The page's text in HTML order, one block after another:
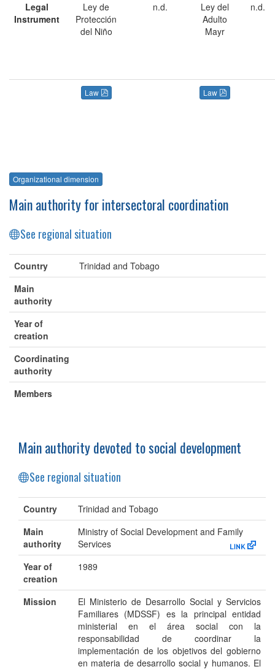
Legal
Instrument
Ley de
Protección
del Niño
n.d.
Ley del
Adulto
Mayr
n.d.
Law Law
Organizational dimension
Main authority for intersectoral coordination
See regional situation
Country
Trinidad and Tobago
Main
authority
Year of
creation
Coordinating
authority
Members
Main authority devoted to social development
See regional situation
Country
Trinidad and Tobago
Main
authority
Ministry of Social Development and Family
Services
Year of
creation
1989
Mission
El Ministerio de Desarrollo Social y Servicios
Familiares (MDSSF) es la principal entidad
ministerial en el área social con la
responsabilidad de coordinar la
implementación de los objetivos del gobierno
en materia de desarrollo social y humanos. El